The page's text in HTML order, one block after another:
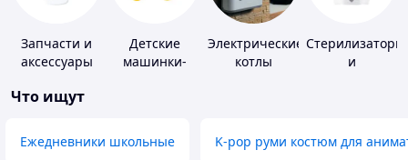
Запчасти и
аксессуары
кондиционеров
Детские
машинки-
Электрические
котлы
Стерилизаторы
и
Что ищут
Ежедневники школьные K-pop руми костюм для